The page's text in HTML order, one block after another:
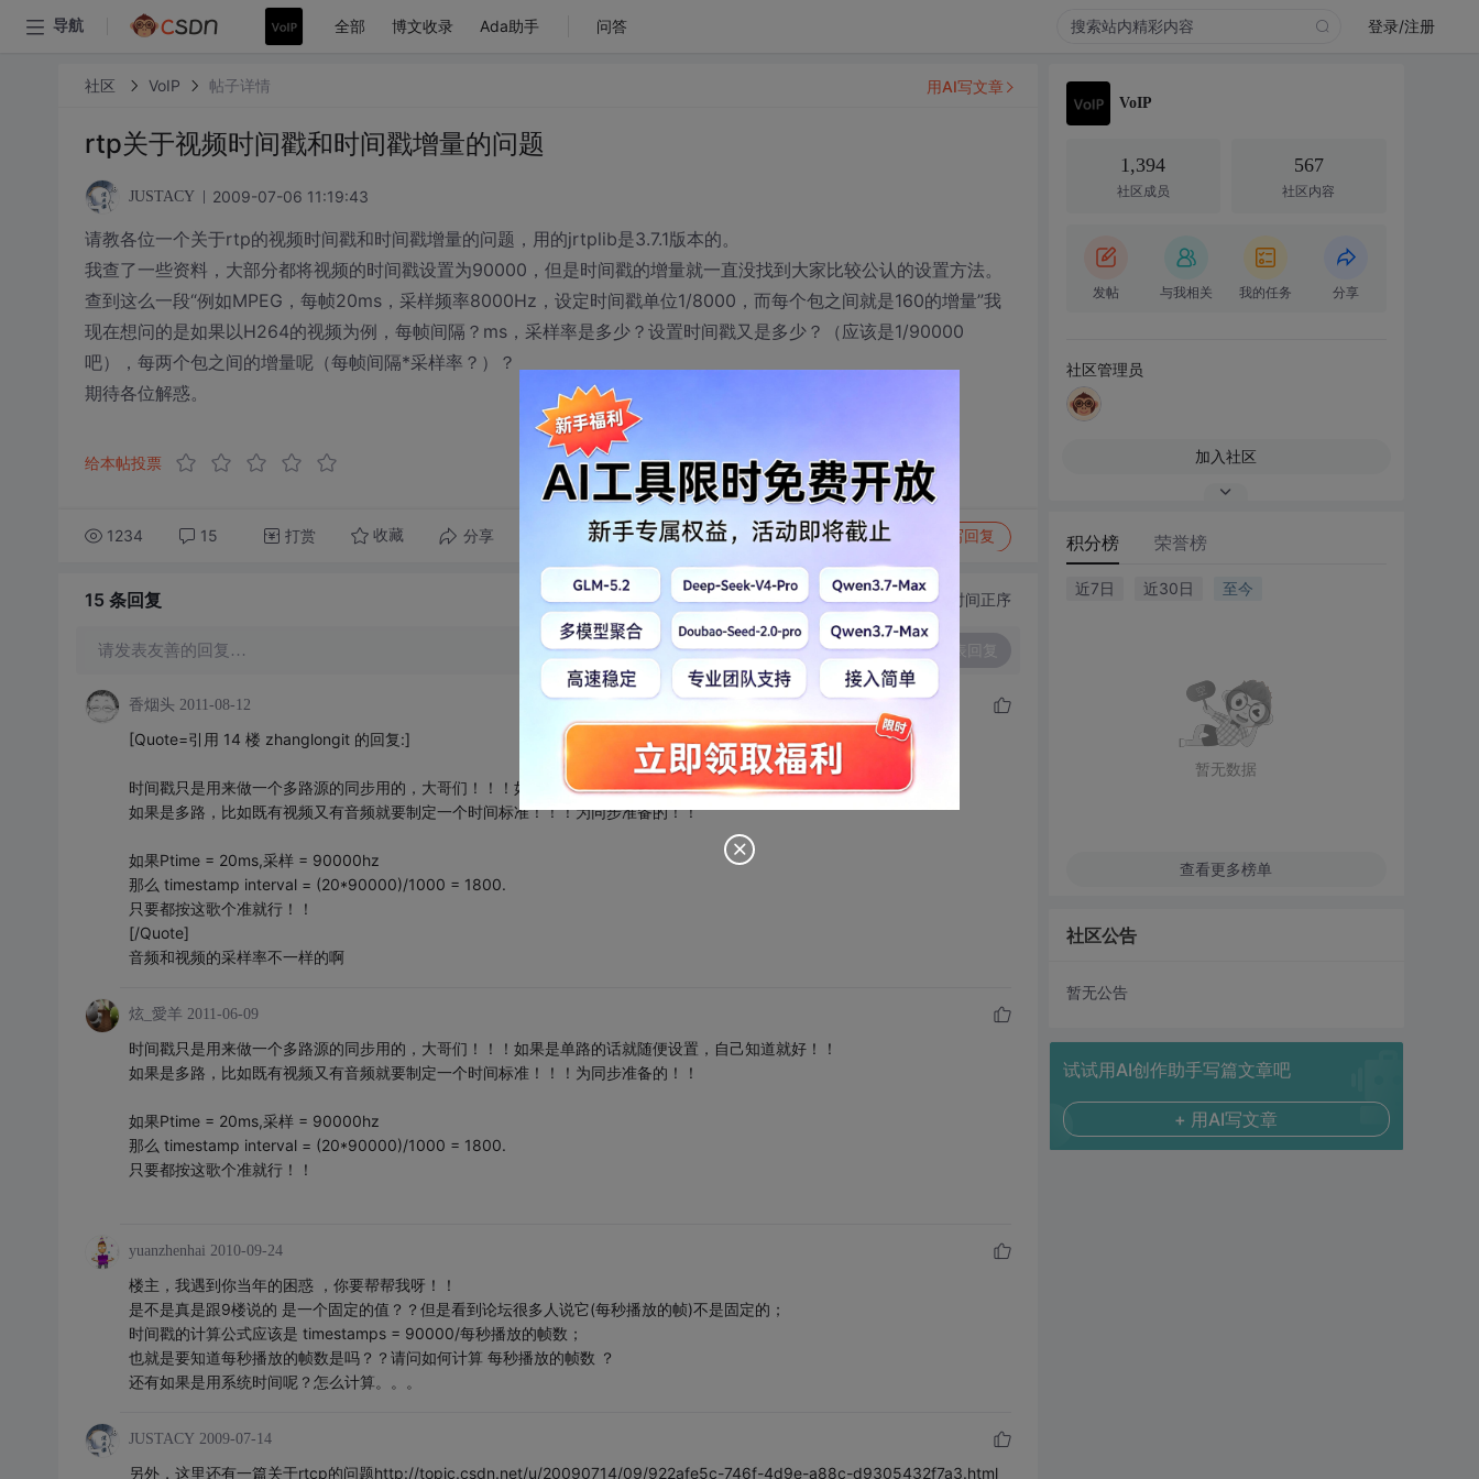
导航 全部 博文收录 Ada助手 问答 登录/注册
社区 VoIP 帖子详情
rtp关于视频时间戳和时间戳增量的问题
JUSTACY 2009-07-06 11:19:43
请教各位一个关于rtp的视频时间戳和时间戳增量的问题，用的jrtplib是3.7.1版本的。
我查了一些资料，大部分都将视频的时间戳设置为90000，但是时间戳的增量就一直没找到大家比较公认的设置方法。
查到这么一段“例如MPEG，每帧20ms，采样频率8000Hz，设定时间戳单位1/8000，而每个包之间就是160的增量”我
现在想问的是如果以H264的视频为例，每帧间隔？ms，采样率是多少？设置时间戳又是多少？（应该是1/90000
吧），每两个包之间的增量呢（每帧间隔*采样率？）？
期待各位解惑。
给本帖投票
1234 15 打赏 收藏 分享 转发到动态 举报 写回复
用AI写文章
15 条回复 切换为时间正序
请发表友善的回复… 发表回复
香烟头 2011-08-12
[Quote=引用 14 楼 zhanglongit 的回复:]
时间戳只是用来做一个多路源的同步用的，大哥们！！！如果是单路的话就随便设置，自己知道就好！！
如果是多路，比如既有视频又有音频就要制定一个时间标准！！！为同步准备的！！
如果Ptime = 20ms,采样 = 90000hz
那么 timestamp interval = (20*90000)/1000 = 1800.
只要都按这歌个准就行！！
[/Quote]
音频和视频的采样率不一样的啊
炫_愛羊 2011-06-09
时间戳只是用来做一个多路源的同步用的，大哥们！！！如果是单路的话就随便设置，自己知道就好！！
如果是多路，比如既有视频又有音频就要制定一个时间标准！！！为同步准备的！！
如果Ptime = 20ms,采样 = 90000hz
那么 timestamp interval = (20*90000)/1000 = 1800.
只要都按这歌个准就行！！
yuanzhenhai 2010-09-24
楼主，我遇到你当年的困惑 ，你要帮帮我呀！！
是不是真是跟9楼说的 是一个固定的值？？但是看到论坛很多人说它(每秒播放的帧)不是固定的；
时间戳的计算公式应该是 timestamps = 90000/每秒播放的帧数；
也就是要知道每秒播放的帧数是吗？？请问如何计算 每秒播放的帧数 ？
还有如果是用系统时间呢？怎么计算。。。
JUSTACY 2009-07-14
另外，这里还有一篇关于rtcp的问题http://topic.csdn.net/u/20090714/09/922afe5c-746f-4d9e-a88c-d9305432f7a3.html
VoIP
1,394
社区成员
567
社区内容
发帖 与我相关 我的任务 分享
社区管理员
加入社区
积分榜 荣誉榜
近7日 近30日 至今
暂无数据
查看更多榜单
社区公告
暂无公告
试试用AI创作助手写篇文章吧
+ 用AI写文章